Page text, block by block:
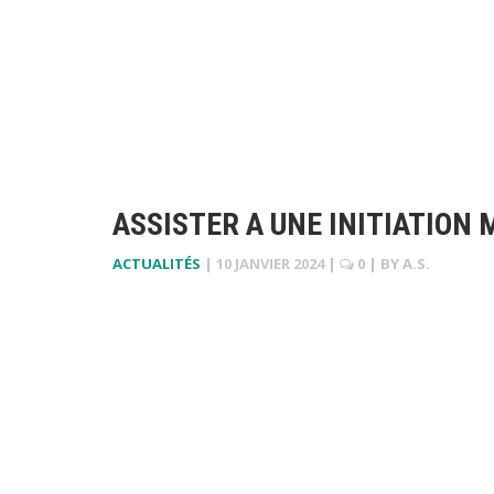
ASSISTER A UNE INITIATION
ACTUALITÉS | 10 JANVIER 2024 | 0 | BYA.S.